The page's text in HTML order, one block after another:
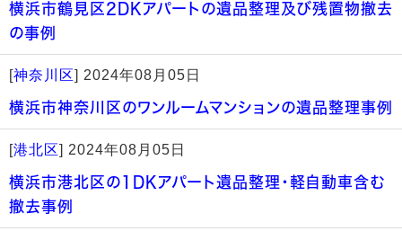
横浜市鶴見区2DKアパートの遺品整理及び残置物撤去
の事例
[神奈川区] 2024年08月05日
横浜市神奈川区のワンルームマンションの遺品整理事例
[港北区] 2024年08月05日
横浜市港北区の1DKアパート遺品整理・軽自動車含む
撤去事例